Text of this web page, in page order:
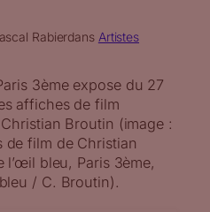
Rabierdans Artistes
3ème expose du 27
affiches de film
Broutin (image :
de film de Christian
bleu, Paris 3ème,
/ C. Broutin).